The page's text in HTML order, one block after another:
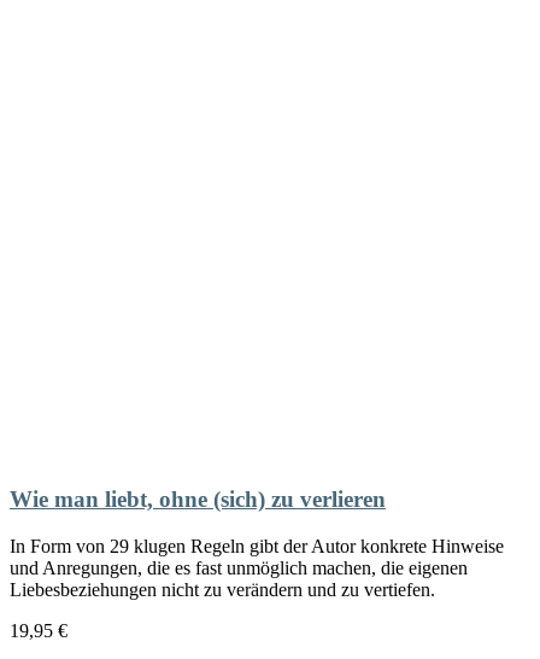
Wie man liebt, ohne (sich) zu verlieren
In Form von 29 klugen Regeln gibt der Autor konkrete Hinweise
und Anregungen, die es fast unmöglich machen, die eigenen
Liebesbeziehungen nicht zu verändern und zu vertiefen.
19,95 €